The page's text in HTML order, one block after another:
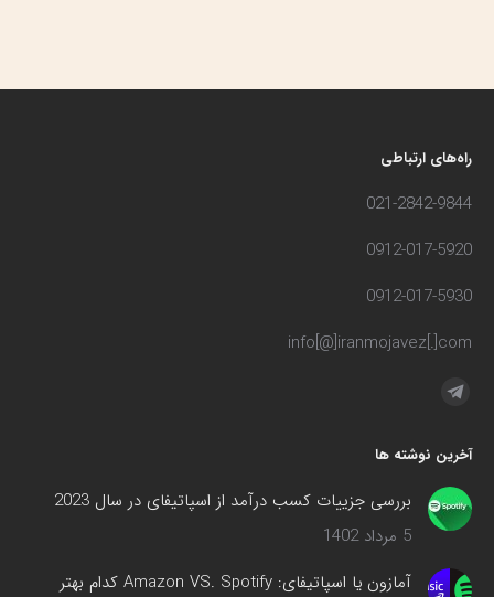
راه‌های ارتباطی
021-2842-9844
0912-017-5920
0912-017-5930
info[@]iranmojavez[.]com
مارا در اینجا پیدا کنید:
تلگرام
در
پنجره
جدید
می‌شود
آخرین نوشته ها
بررسی جزییات کسب درآمد از اسپاتیفای در سال 2023
5 مرداد 1402
آمازون یا اسپاتیفای: Amazon VS. Spotify کدام بهتر